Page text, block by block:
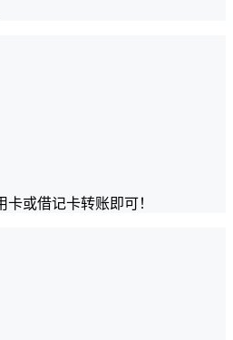
或借记卡转账即可！